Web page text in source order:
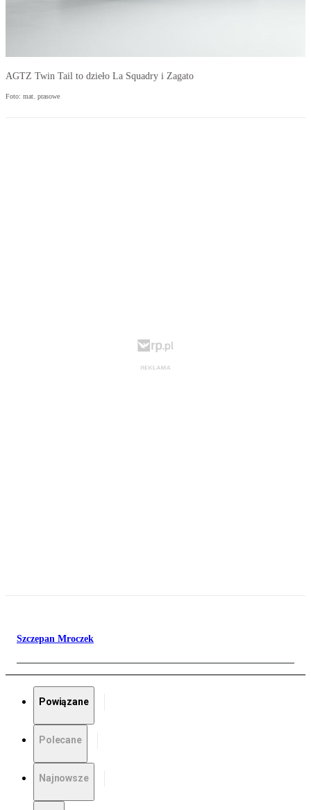
AGTZ Twin Tail to dzieło La Squadry i Zagato
Foto: mat. prasowe
Szczepan Mroczek
Powiązane
Polecane
Najnowsze